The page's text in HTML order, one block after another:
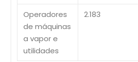
Operadores
de máquinas
a vapor e
utilidades
2.183